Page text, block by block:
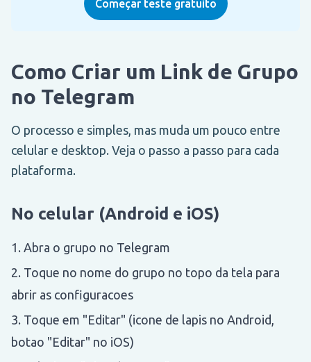
Começar teste gratuito
Como Criar um Link de Grupo
no Telegram
O processo e simples, mas muda um pouco entre
celular e desktop. Veja o passo a passo para cada
plataforma.
No celular (Android e iOS)
Abra o grupo no Telegram
Toque no nome do grupo no topo da tela para
abrir as configuracoes
Toque em "Editar" (icone de lapis no Android,
botao "Editar" no iOS)